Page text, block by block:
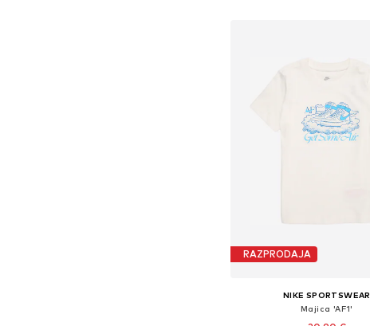
RAZPRODAJA
NIKE SPORTSWEAR
Majica 'AF1'